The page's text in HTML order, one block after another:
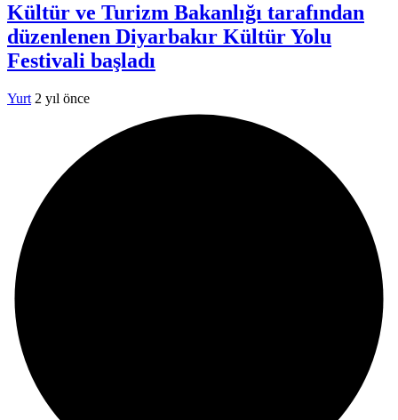
Kültür ve Turizm Bakanlığı tarafından
düzenlenen Diyarbakır Kültür Yolu
Festivali başladı
Yurt 2 yıl önce